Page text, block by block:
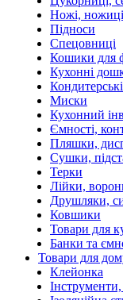
Ножі,
Підноси
Спецовниці
Кошики для
Кухонні
Миски
Кухонний
Ємності,
Пляшки,
Сушки,
Терки
Лійки,
Друшляки,
Ковшики
Товари для
Банки та
Товари для
Клейонка